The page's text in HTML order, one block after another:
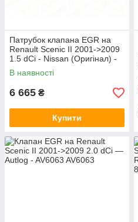
Патрубок клапана EGR на
Renault Scenic II 2001->2009
1.5 dCi - Nissan (Оригінал) -
14460-00Q2K
В наявності
6 665 ₴
Купити